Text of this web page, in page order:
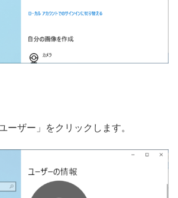
ーザー」をクリックします。